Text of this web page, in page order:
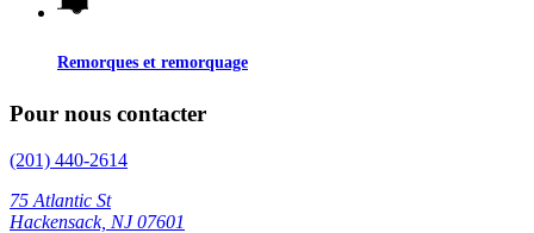
Remorques et remorquage
Pour nous contacter
(201) 440-2614
75 Atlantic St
Hackensack, NJ 07601